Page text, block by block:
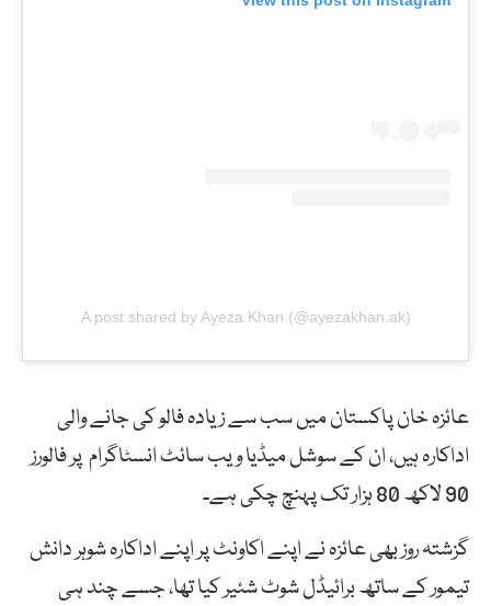
A post shared by Ayeza Khan (@ayezakhan.ak)
عائزہ خان پاکستان میں سب سے زیادہ فالو کی جانے والی
اداکارہ ہیں، ان کے سوشل میڈیا ویب سائٹ انسٹاگرام پر فالورز
90 لاکھ 80 ہزار تک پہنچ چکی ہے۔
گزشتہ روز بھی عائزہ نے اپنے اکاونٹ پر اپنے اداکارہ شوہر دانش
تیمور کے ساتھ برائیڈل شوٹ شئیر کیا تھا، جسے چند ہی